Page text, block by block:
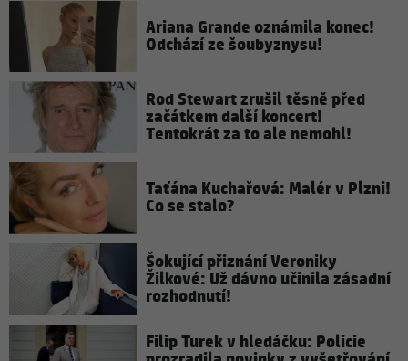
Ariana Grande oznámila konec!
Odchází ze šoubyznysu!
Rod Stewart zrušil těsně před
začátkem další koncert!
Tentokrát za to ale nemohl!
Taťána Kuchařová: Malér v Plzni!
Co se stalo?
Šokující přiznání Veroniky
Žilkové: Už dávno učinila zásadní
rozhodnutí!
Filip Turek v hledáčku: Policie